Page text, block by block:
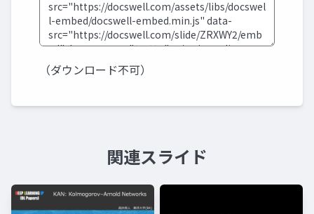
（ダウンロード不可）
関連スライド